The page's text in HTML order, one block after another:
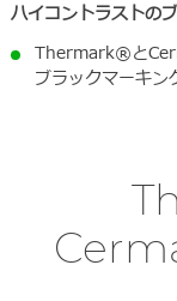
ハイコントラストの
Thermark®と
ブラックマーキン